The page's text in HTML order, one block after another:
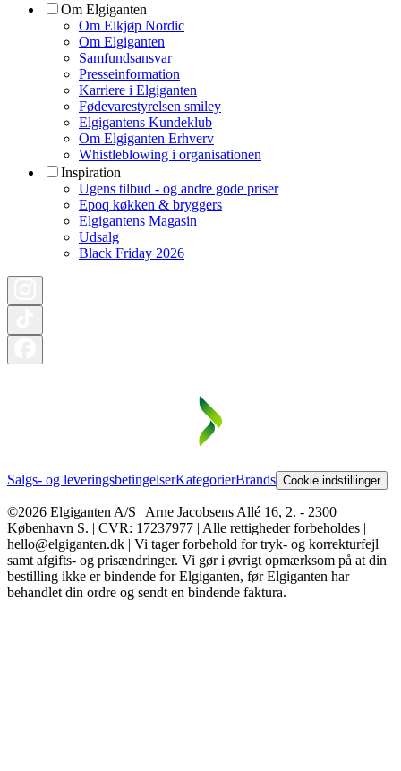
Om Elgiganten
Om Elkjøp Nordic
Om Elgiganten
Samfundsansvar
Presseinformation
Karriere i Elgiganten
Fødevarestyrelsen smiley
Elgigantens Kundeklub
Om Elgiganten Erhverv
Whistleblowing i organisationen
Inspiration
Ugens tilbud - og andre gode priser
Epoq køkken & bryggers
Elgigantens Magasin
Udsalg
Black Friday 2026
Salgs- og leveringsbetingelserKategorierBrands Cookie indstillinger
©2026 Elgiganten A/S | Arne Jacobsens Allé 16, 2. - 2300
København S. | CVR: 17237977 | Alle rettigheder forbeholdes |
hello@elgiganten.dk | Vi tager forbehold for tryk- og korrekturfejl
samt afgifts- og prisændringer. Vi gør i øvrigt opmærksom på at din
bestilling ikke er bindende for Elgiganten, før Elgiganten har
behandlet din ordre og sendt en bindende faktura.